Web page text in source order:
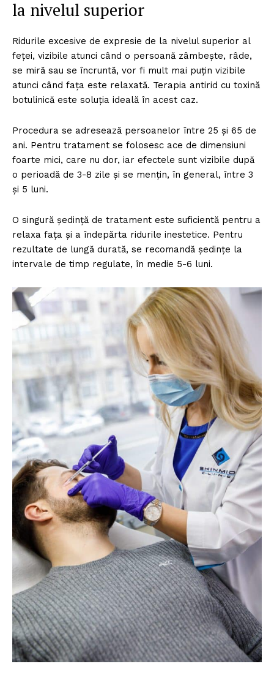
la nivelul superior
Ridurile excesive de expresie de la nivelul superior al
feţei, vizibile atunci când o persoană zâmbește, râde,
se miră sau se încruntă, vor fi mult mai puțin vizibile
atunci când fața este relaxată. Terapia antirid cu toxină
botulinică este soluţia ideală în acest caz.
Procedura se adresează persoanelor între 25 şi 65 de
ani. Pentru tratament se folosesc ace de dimensiuni
foarte mici, care nu dor, iar efectele sunt vizibile după
o perioadă de 3-8 zile și se mențin, în general, între 3
și 5 luni.
O singură ședință de tratament este suficientă pentru a
relaxa fața și a îndepărta ridurile inestetice. Pentru
rezultate de lungă durată, se recomandă ședințe la
intervale de timp regulate, în medie 5-6 luni.